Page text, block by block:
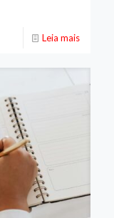
Leia mais